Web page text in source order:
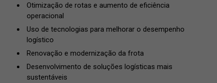
Otimização de rotas e aumento de eficiência
operacional
Uso de tecnologias para melhorar o desempenho
logístico
Renovação e modernização da frota
Desenvolvimento de soluções logísticas mais
sustentáveis